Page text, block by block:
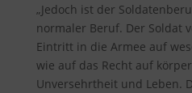
„Jedoch ist der
normaler Beruf. Der Soldat
Eintritt in die Armee auf
wie auf das Recht auf
Unversehrtheit und Leben.